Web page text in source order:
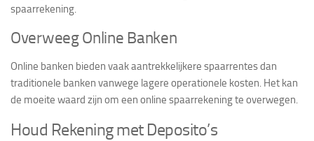
spaarrekening.
Overweeg Online Banken
Online banken bieden vaak aantrekkelijkere spaarrentes dan
traditionele banken vanwege lagere operationele kosten. Het kan
de moeite waard zijn om een online spaarrekening te overwegen.
Houd Rekening met Deposito’s